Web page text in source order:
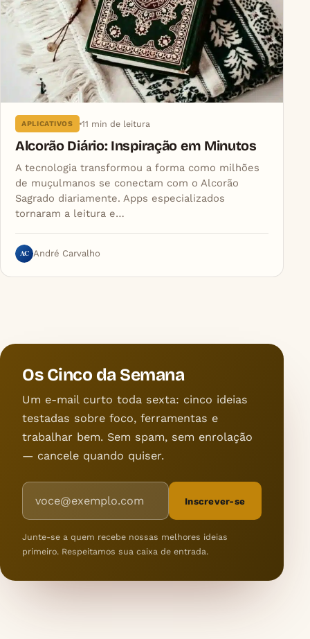
APLICATIVOS 11 min de leitura
Alcorão Diário: Inspiração em Minutos
A tecnologia transformou a forma como milhões
de muçulmanos se conectam com o Alcorão
Sagrado diariamente. Apps especializados
tornaram a leitura e…
AC André Carvalho
Os Cinco da Semana
Um e-mail curto toda sexta: cinco ideias
testadas sobre foco, ferramentas e
trabalhar bem. Sem spam, sem enrolação
— cancele quando quiser.
Endereço de e-mail
Inscrever-se
Junte-se a quem recebe nossas melhores ideias
primeiro. Respeitamos sua caixa de entrada.